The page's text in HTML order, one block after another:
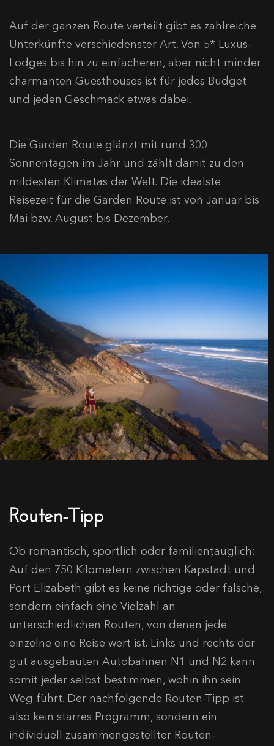
Auf der ganzen Route verteilt gibt es zahlreiche
Unterkünfte verschiedenster Art. Von 5* Luxus-
Lodges bis hin zu einfacheren, aber nicht minder
charmanten Guesthouses ist für jedes Budget
und jeden Geschmack etwas dabei.
Die Garden Route glänzt mit rund 300
Sonnentagen im Jahr und zählt damit zu den
mildesten Klimatas der Welt. Die idealste
Reisezeit für die Garden Route ist von Januar bis
Mai bzw. August bis Dezember.
Routen-Tipp
Ob romantisch, sportlich oder familientauglich:
Auf den 750 Kilometern zwischen Kapstadt und
Port Elizabeth gibt es keine richtige oder falsche,
sondern einfach eine Vielzahl an
unterschiedlichen Routen, von denen jede
einzelne eine Reise wert ist. Links und rechts der
gut ausgebauten Autobahnen N1 und N2 kann
somit jeder selbst bestimmen, wohin ihn sein
Weg führt. Der nachfolgende Routen-Tipp ist
also kein starres Programm, sondern ein
individuell zusammengestellter Routen-